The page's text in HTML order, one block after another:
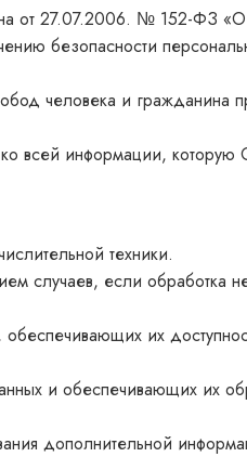
Серебряные
Серебряные
Подвески
Колье
от 27.07.2006. № 152-ФЗ
безопасности
человека и гражданина
всей информации, которую
техники.
случаев, если обработка
их
и обеспечивающих их
дополнительной